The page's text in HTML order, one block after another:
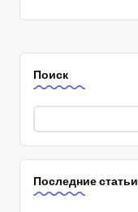
Поиск
Последние статьи